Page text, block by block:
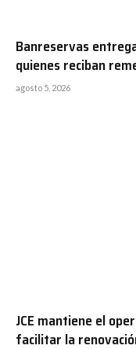
Banreservas
quienes reciban
agosto 5, 2026
JCE mantiene el
facilitar la